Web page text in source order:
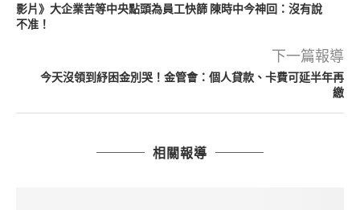
影片》大企業苦等中央點頭為員工快篩 陳時中今神回：沒有說
不准！
下一篇報導
今天沒領到紓困金別哭！金管會：個人貸款、卡費可延半年再
繳
相關報導